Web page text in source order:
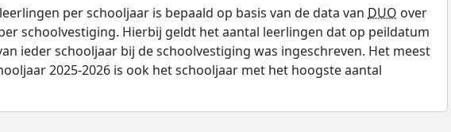
per schooljaar is bepaald op basis van de data van DUO over
schoolvestiging. Hierbij geldt het aantal leerlingen dat op peildatum
ieder schooljaar bij de schoolvestiging was ingeschreven. Het meest
2025-2026 is ook het schooljaar met het hoogste aantal